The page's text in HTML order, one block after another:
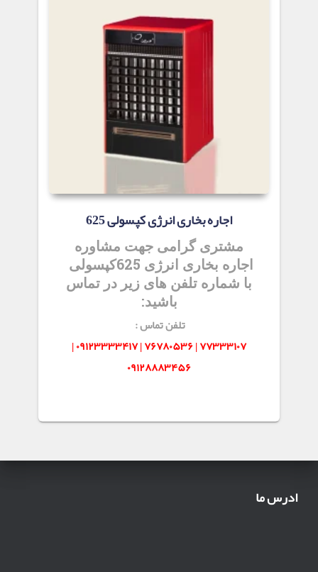
اجاره بخاری انرژی کپسولی 625
مشتری گرامی جهت مشاوره
اجاره بخاری انرژی 625کپسولی
با شماره تلفن های زیر در تماس
باشید:
تلفن تماس :
۷۷۳۳۳۱۰۷ | ۷۶۷۸۰۵۳۶ | ۰۹۱۲۳۳۳۳۴۱۷ |
۰۹۱۲۸۸۸۳۴۵۶
ادرس ما